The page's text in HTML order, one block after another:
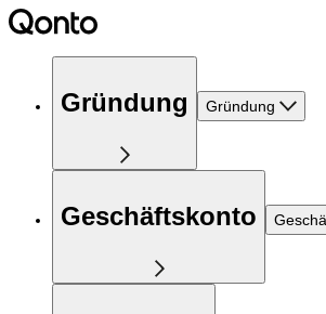
Gründung Gründung
Geschäftskonto